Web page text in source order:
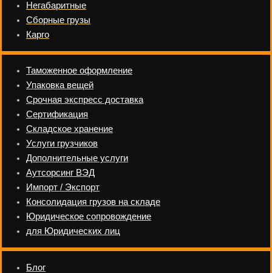
Негабаритные
Сборные грузы
Карго
Таможенное оформление
Упаковка вещей
Срочная экспресс доставка
Сертификация
Складское хранение
Услуги грузчиков
Дополнительные услуги
Аутсорсинг ВЭД
Импорт / Экспорт
Консолидация грузов на складе
Юридическое сопровождение
для Юридических лиц
Блог